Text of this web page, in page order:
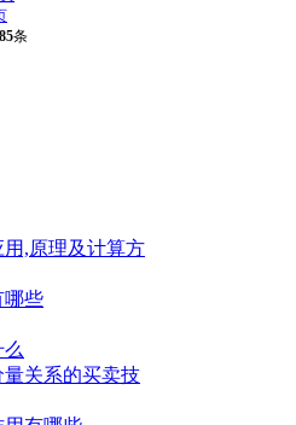
条
,原理及计算方
哪些
量关系的买卖技